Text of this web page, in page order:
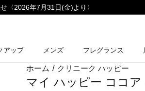
〈2026年7月31日(金)より〉
アップ メンズ フレグランス
ホーム / クリニーク ハッピー
マイ ハッピー ココア